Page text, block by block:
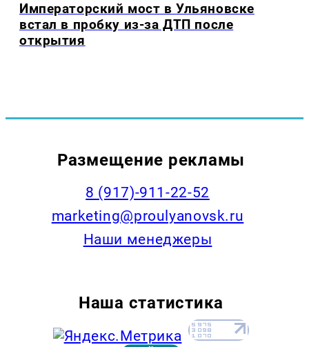
Императорский мост в Ульяновске
встал в пробку из-за ДТП после
открытия
Размещение рекламы
8 (917)-911-22-52
marketing@proulyanovsk.ru
Наши менеджеры
Наша статистика